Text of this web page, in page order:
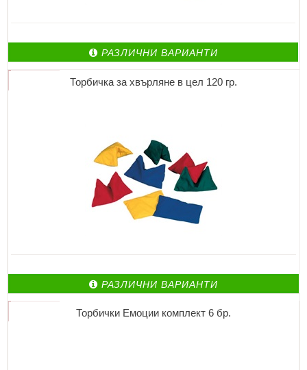
РАЗЛИЧНИ ВАРИАНТИ
Торбичка за хвърляне в цел 120 гр.
РАЗЛИЧНИ ВАРИАНТИ
Торбички Емоции комплект 6 бр.